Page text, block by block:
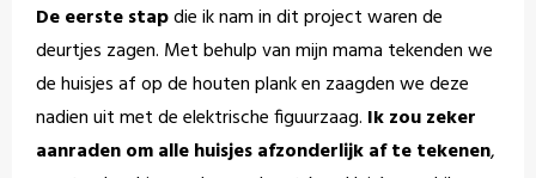
De eerste stapdie ik nam in dit project waren de
deurtjes zagen. Met behulp van mijn mama tekenden we
de huisjes af op de houten plank en zaagden we deze
nadien uit met de elektrische figuurzaag. Ik zou zeker
aanraden om alle huisjes afzonderlijk af te tekenen,